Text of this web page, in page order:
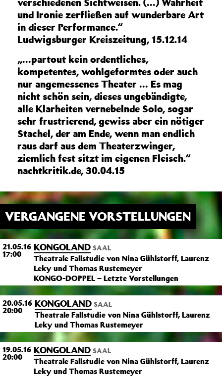
und Ironie zerfließen auf wunderbare Art
in dieser Performance.“
Ludwigsburger Kreiszeitung, 15.12.14
„…partout kein ordentliches,
kompetentes, wohlgeformtes oder auch
nur angemessenes Theater … Es mag
nicht schön sein, dieses ungebändigte,
alle Klarheiten vernebelnde Solo, sogar
sehr frustrierend, gewiss aber ein nötiger
Stachel, der am Ende, wenn man endlich
raus darf aus dem Theaterzwinger,
ziemlich fest sitzt im eigenen Fleisch.“
nachtkritik.de, 30.04.15
VERGANGENE VORSTELLUNGEN
21.05.16
17:00
KONGOLAND SAAL
Theatrale Fallstudie von Nina Gühlstorff, Laurenz
Leky und Thomas Rustemeyer
KONGO-DOPPEL – Letzte Vorstellungen
20.05.16
20:00
KONGOLAND SAAL
Theatrale Fallstudie von Nina Gühlstorff, Laurenz
Leky und Thomas Rustemeyer
19.05.16
20:00
KONGOLAND SAAL
Theatrale Fallstudie von Nina Gühlstorff, Laurenz
Leky und Thomas Rustemeyer